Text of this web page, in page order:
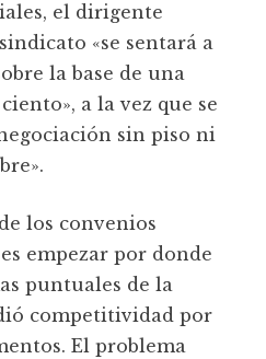
el dirigente
«se sentará a
la base de una
a la vez que se
sin piso ni
los convenios
empezar por donde
puntuales de la
competitividad por
El problema